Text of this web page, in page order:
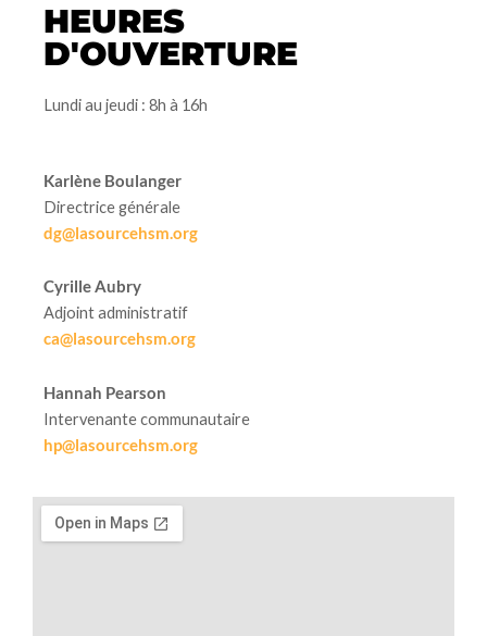
HEURES
D'OUVERTURE
Lundi au jeudi : 8h à 16h
Karlène Boulanger
Directrice générale
dg@lasourcehsm.org
Cyrille Aubry
Adjoint administratif
ca@lasourcehsm.org
Hannah Pearson
Intervenante communautaire
hp@lasourcehsm.org